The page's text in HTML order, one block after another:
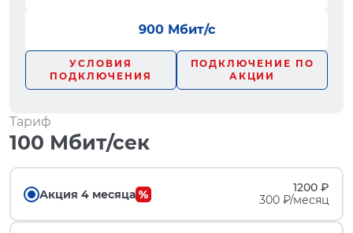
900 Мбит/с
УСЛОВИЯ
ПОДКЛЮЧЕНИЯ
ПОДКЛЮЧЕНИЕ ПО
АКЦИИ
Тариф
100 Мбит/сек
Акция 4 месяца
1200 ₽
300 ₽/месяц